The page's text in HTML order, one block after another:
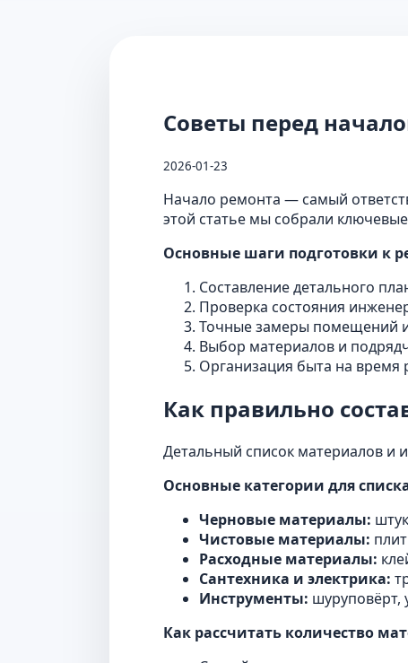
Советы перед
2026-01-23
Начало ремонта — самый
этой статье мы собрали
Основные шаги подготовки к
Составление детального
Проверка состояния
Точные замеры помещений
Выбор материалов и
Организация быта на время
Как правильно
Детальный список материалов и
Основные категории для
Черновые материалы:
Чистовые материалы:
Расходные материалы:
Сантехника и электрика:
Инструменты: шуруповёрт,
Как рассчитать количество